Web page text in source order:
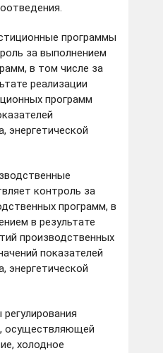
программы
за выполнением
в том числе за
реализации
программ
энергетической
контроль за
программ, в
в результате
производственных
показателей
энергетической
осуществляющей
холодное